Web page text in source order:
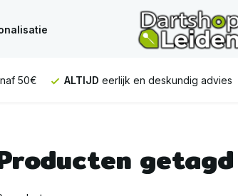
50€ ALTIJD eerlijk en deskundig advies